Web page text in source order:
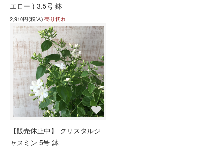
エロー ) 3.5号 鉢
2,910円(税込) 売り切れ
【販売休止中】 クリスタルジ
ャスミン 5号 鉢